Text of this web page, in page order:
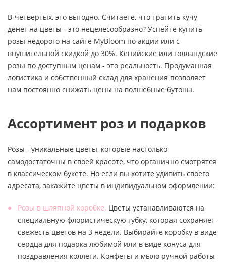
В-четвертых, это выгодно. Считаете, что тратить кучу
денег на цветы - это нецелесообразно? Успейте купить
розы недорого на сайте MyBloom по акции или с
внушительной скидкой до 30%. Кенийские или голландские
розы по доступным ценам - это реальность. Продуманная
логистика и собственный склад для хранения позволяет
нам постоянно снижать цены на волшебные бутоны.
Ассортимент роз и подарков
Розы - уникальные цветы, которые настолько
самодостаточны в своей красоте, что органично смотрятся
в классическом букете. Но если вы хотите удивить своего
адресата, закажите цветы в индивидуальном оформлении:
Розы в шляпной коробке. Цветы устанавливаются на
специальную флористическую губку, которая сохраняет
свежесть цветов на 3 недели. Выбирайте коробку в виде
сердца для подарка любимой или в виде конуса для
поздравления коллеги. Конфеты и мыло ручной работы